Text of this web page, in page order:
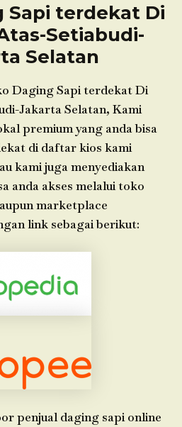
Sapi terdekat Di
Setiabudi-
Selatan
Daging Sapi terdekat Di
Jakarta Selatan, Kami
premium yang anda bisa
di daftar kios kami
kami juga menyediakan
anda akses melalui toko
marketplace
link sebagai berikut:
penjual daging sapi online